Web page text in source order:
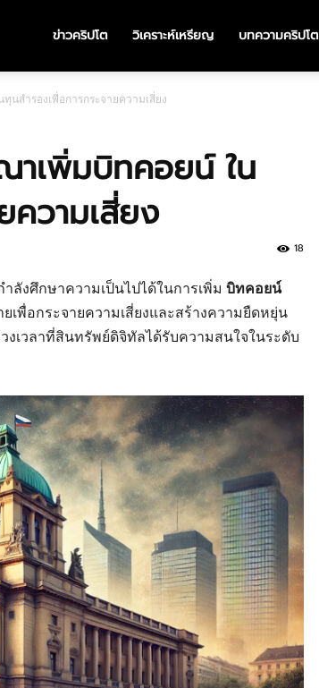
ข่าวคริปโต วิเคราะห์เหรียญ บทความคริปโต
สำรองเพื่อการกระจายความเสี่ยง
าเพิ่มบิทคอยน์ ใน
ความเสี่ยง
18
ำลังศึกษาความเป็นไปได้ในการเพิ่ม บิทคอยน์
เพื่อกระจายความเสี่ยงและสร้างความยืดหยุ่น
งเวลาที่สินทรัพย์ดิจิทัลได้รับความสนใจในระดับ